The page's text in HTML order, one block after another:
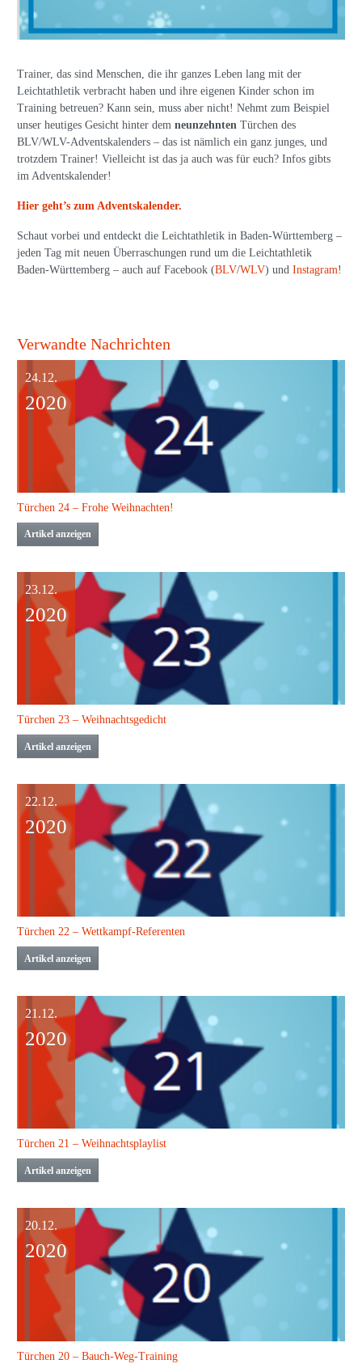
Trainer, das sind Menschen, die ihr ganzes Leben lang mit der
Leichtathletik verbracht haben und ihre eigenen Kinder schon im
Training betreuen? Kann sein, muss aber nicht! Nehmt zum Beispiel
unser heutiges Gesicht hinter dem neunzehnten Türchen des
BLV/WLV-Adventskalenders – das ist nämlich ein ganz junges, und
trotzdem Trainer! Vielleicht ist das ja auch was für euch? Infos gibts
im Adventskalender!
Hier geht’s zum Adventskalender.
Schaut vorbei und entdeckt die Leichtathletik in Baden-Württemberg –
jeden Tag mit neuen Überraschungen rund um die Leichtathletik
Baden-Württemberg – auch auf Facebook (BLV/WLV) und Instagram!
Verwandte Nachrichten
24.12.
2020
Türchen 24 – Frohe Weihnachten!
Artikel anzeigen
23.12.
2020
Türchen 23 – Weihnachtsgedicht
Artikel anzeigen
22.12.
2020
Türchen 22 – Wettkampf-Referenten
Artikel anzeigen
21.12.
2020
Türchen 21 – Weihnachtsplaylist
Artikel anzeigen
20.12.
2020
Türchen 20 – Bauch-Weg-Training